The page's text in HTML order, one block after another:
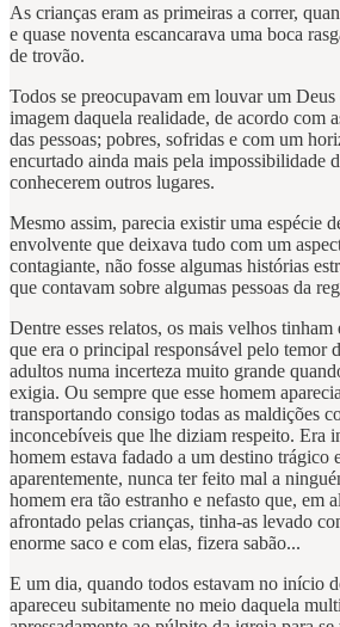
As crianças eram as primeiras a correr,
e quase noventa escancarava uma boca
de trovão.
Todos se preocupavam em louvar um Deus
imagem daquela realidade, de acordo com
das pessoas; pobres, sofridas e com um
encurtado ainda mais pela impossibilidade
conhecerem outros lugares.
Mesmo assim, parecia existir uma espécie
envolvente que deixava tudo com um
contagiante, não fosse algumas histórias
que contavam sobre algumas pessoas da
Dentre esses relatos, os mais velhos
que era o principal responsável pelo temor
adultos numa incerteza muito grande
exigia. Ou sempre que esse homem
transportando consigo todas as maldições
inconcebíveis que lhe diziam respeito. Era
homem estava fadado a um destino trágico
aparentemente, nunca ter feito mal a
homem era tão estranho e nefasto que, em
afrontado pelas crianças, tinha-as levado
enorme saco e com elas, fizera sabão...
E um dia, quando todos estavam no início
apareceu subitamente no meio daquela